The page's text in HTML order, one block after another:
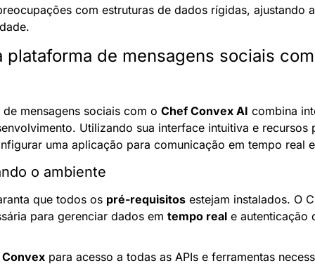
com estruturas de dados rígidas, ajustando
plataforma de mensagens sociais
mensagens sociais com o Chef Convex AI combina
Utilizando sua interface intuitiva e recursos
uma aplicação para comunicação em tempo real
o ambiente
que todos os pré-requisitos estejam instalados. O
para gerenciar dados em tempo real e autenticação
para acesso a todas as APIs e ferramentas